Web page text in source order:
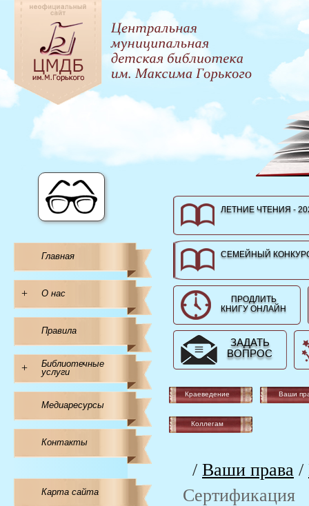
Главная
+ О нас
Правила
+
Библиотечные
услуги
Медиаресурсы
Контакты
Карта сайта
ЛЕТНИЕ ЧТЕНИЯ -
СЕМЕЙНЫЙ
ПРОДЛИТЬ
КНИГУ ОНЛАЙН
ЗАДАТЬ
ВОПРОС
Краеведение Ваши
Коллегам
/ Ваши права /
Сертификация